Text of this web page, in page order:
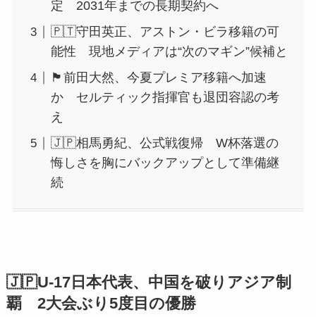
定 2031年までの長期契約へ
🇵🇹守田英正、アストン・ビラ移籍の可
能性 現地メディアは“次のマギン”候補と
🏴󠁧󠁢󠁳󠁣󠁴󠁿前田大然、今夏プレミア移籍へ加速
か セルティック指揮官も退団容認の考
え
🇯🇵相馬勇紀、公式戦復帰 W杯落選の
悔しさを胸にバックアップとして準備継
続
🇯🇵U-17日本代表、中国を破りアジア制
覇 2大会ぶり5度目の優勝